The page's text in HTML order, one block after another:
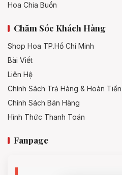
Hoa Chia Buồn
Chăm Sóc Khách Hàng
Shop Hoa TP.Hồ Chí Minh
Bài Viết
Liên Hệ
Chính Sách Trả Hàng & Hoàn Tiền
Chính Sách Bán Hàng
Hình Thức Thanh Toán
Fanpage